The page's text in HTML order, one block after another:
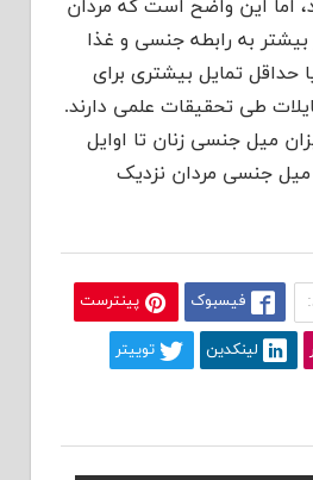
اما این واضح است که مردان
به رابطه جنسی و غذا
حداقل تمایل بیشتری برای
طی تحقیقات علمی دارند.
میل جنسی زنان تا اوایل
جنسی مردان نزدیک
فیسبوک پینترست
لینکدین توییتر